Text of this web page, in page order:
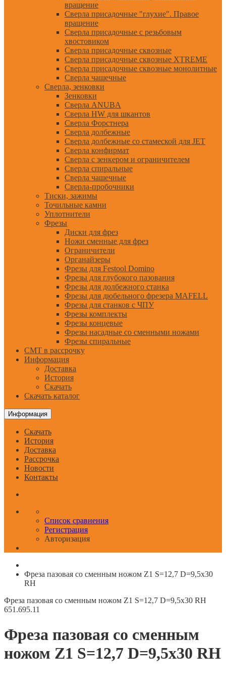
вращение
Сверла присадочные "глухие". Правое
вращение
Сверла присадочные с резьбовым
хвостовиком
Сверла присадочные сквозные
Сверла присадочные сквозные XTREME
Сверла присадочные сквозные монолитные
Сверла чашечные
Сверла, зенковки
Зенковки
Сверла ANUBA
Сверла HW для шкантов
Сверла Форстнера
Сверла долбежные
Сверла долбежные со стамеской для JET
Сверла конфирмат
Сверла с зенкером и ограничителем
Сверла спиральные
Сверла чашечные
Сверла-пробочники
Тиски, зажимы
Точильные камни
Уплотнители
Фрезы
Диски для фрез
Ножи сменные для фрез
Ограничители
Органайзеры
Фрезы для Festool Domino
Фрезы для глубокого пазования
Фрезы для долбежного станка
Фрезы для дюбельного фрезера MAFELL
Фрезы для станков с ЧПУ
Фрезы комплекты
Фрезы концевые
Фрезы насадные со сменными ножами
Фрезы спиральные
CMT в рассрочку
Информация
Доставка
История
Скачать
Скачать каталог
Информация
Скачать
История
Доставка
Рассрочка
Новости
Контакты
Список сравнения
Регистрация
Авторизация
Фреза пазовая со сменным ножом Z1 S=12,7 D=9,5x30
RH
Фреза пазовая со сменным ножом Z1 S=12,7 D=9,5x30 RH
651.695.11
Фреза пазовая со сменным
ножом Z1 S=12,7 D=9,5x30 RH